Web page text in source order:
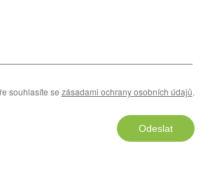
souhlasíte se zásadami ochrany osobních údajů.
Odeslat